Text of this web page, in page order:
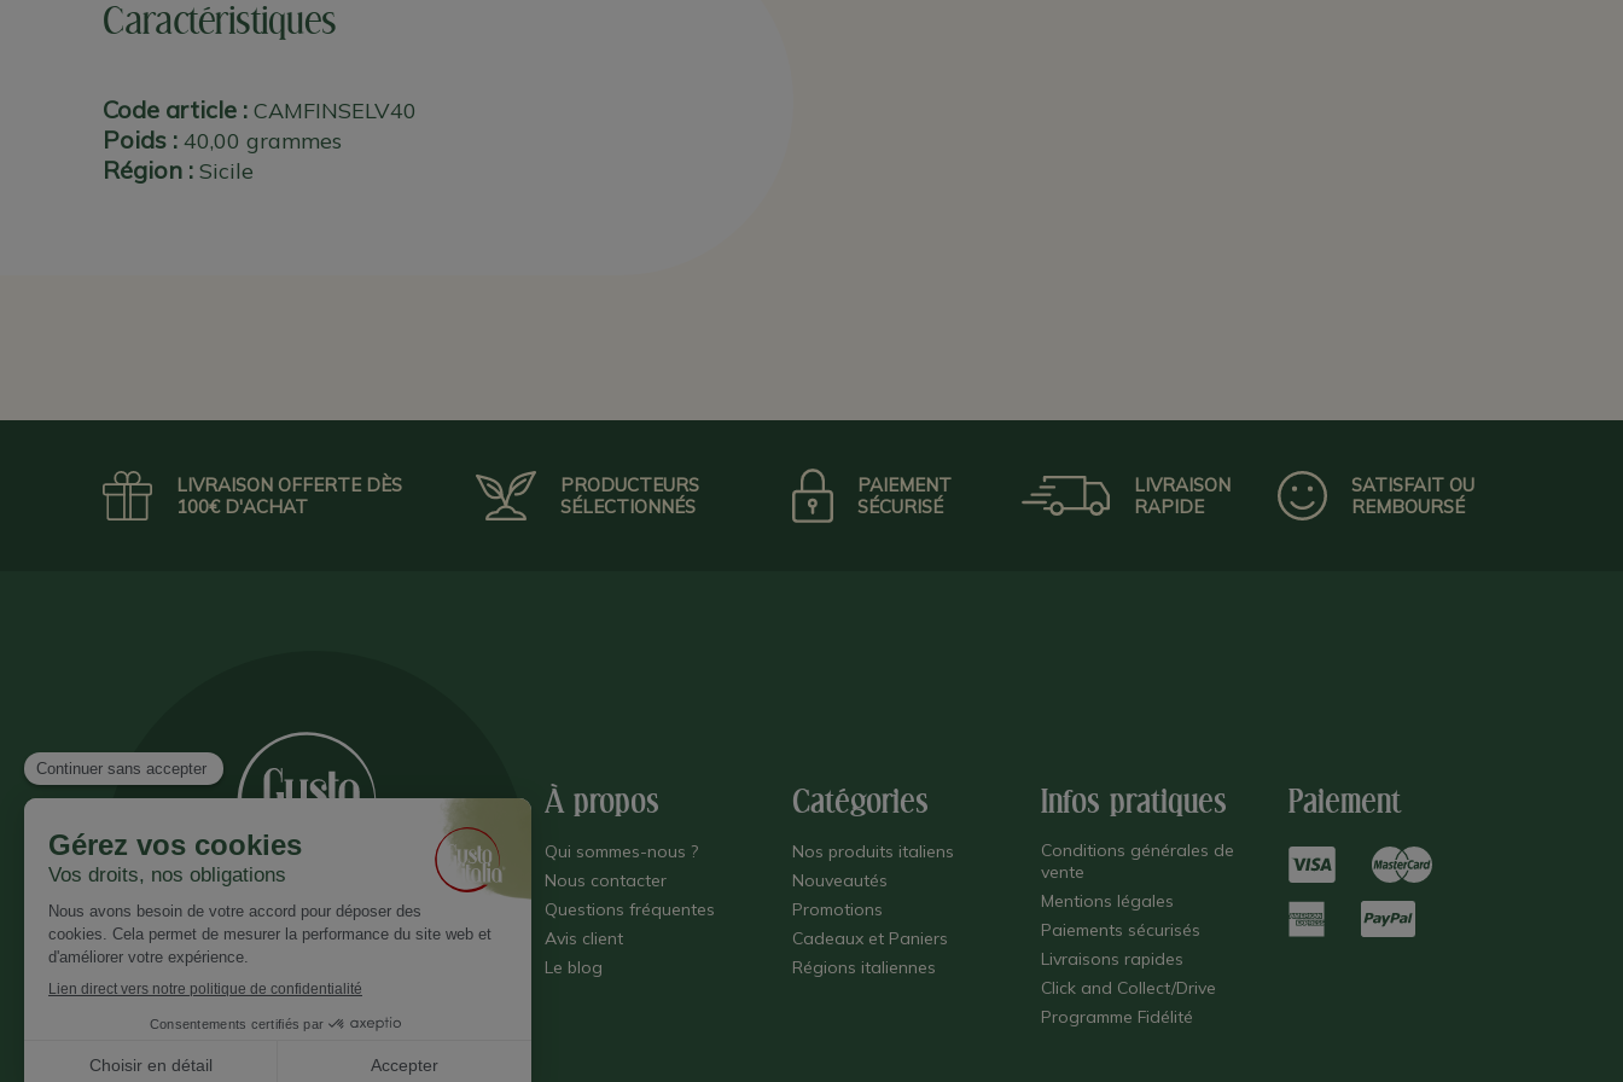
Caractéristiques
Code article : CAMFINSELV40
Poids : 40,00 grammes
Région : Sicile
LIVRAISON OFFERTE DÈS
100€ D'ACHAT
PRODUCTEURS
SÉLECTIONNÉS
PAIEMENT
SÉCURISÉ
LIVRAISON
RAPIDE
SATISFAIT OU
REMBOURSÉ
À propos
Qui sommes-nous ?
Nous contacter
Questions fréquentes
Avis client
Le blog
Catégories
Nos produits italiens
Nouveautés
Promotions
Cadeaux et Paniers
Régions italiennes
Infos pratiques
Conditions générales de
vente
Mentions légales
Paiements sécurisés
Livraisons rapides
Click and Collect/Drive
Programme Fidélité
Paiement
Inscrivez vous à notre newsletter